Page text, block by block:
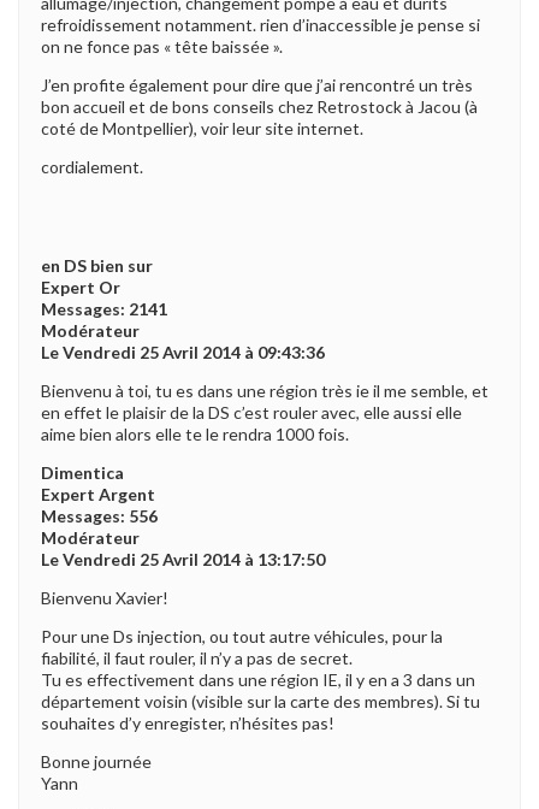
refroidissement notamment. rien d’inaccessible je pense si
on ne fonce pas « tête baissée ».
J’en profite également pour dire que j’ai rencontré un très
bon accueil et de bons conseils chez Retrostock à Jacou (à
coté de Montpellier), voir leur site internet.
cordialement.
en DS bien sur
Expert Or
Messages: 2141
Modérateur
Le Vendredi 25 Avril 2014 à 09:43:36
Bienvenu à toi, tu es dans une région très ie il me semble, et
en effet le plaisir de la DS c’est rouler avec, elle aussi elle
aime bien alors elle te le rendra 1000 fois.
Dimentica
Expert Argent
Messages: 556
Modérateur
Le Vendredi 25 Avril 2014 à 13:17:50
Bienvenu Xavier!
Pour une Ds injection, ou tout autre véhicules, pour la
fiabilité, il faut rouler, il n’y a pas de secret.
Tu es effectivement dans une région IE, il y en a 3 dans un
département voisin (visible sur la carte des membres). Si tu
souhaites d’y enregister, n’hésites pas!
Bonne journée
Yann